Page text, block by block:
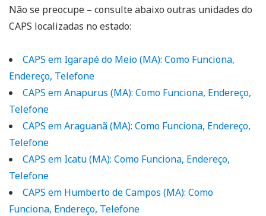
Não se preocupe – consulte abaixo outras unidades do
CAPS localizadas no estado:
CAPS em Igarapé do Meio (MA): Como Funciona,
Endereço, Telefone
CAPS em Anapurus (MA): Como Funciona, Endereço,
Telefone
CAPS em Araguanã (MA): Como Funciona, Endereço,
Telefone
CAPS em Icatu (MA): Como Funciona, Endereço,
Telefone
CAPS em Humberto de Campos (MA): Como
Funciona, Endereço, Telefone